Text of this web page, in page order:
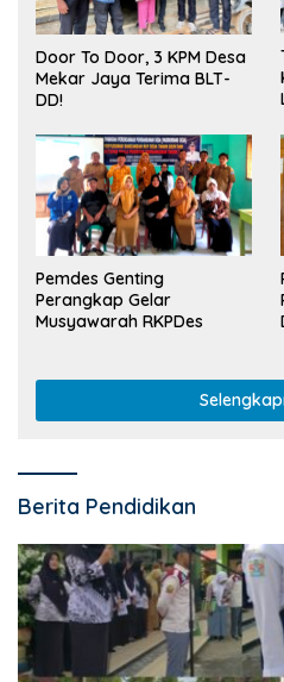
Door To Door, 3 KPM Desa
Mekar Jaya Terima BLT-
DD!
Pemdes Genting
Perangkap Gelar
Musyawarah RKPDes
Berita Pendidikan